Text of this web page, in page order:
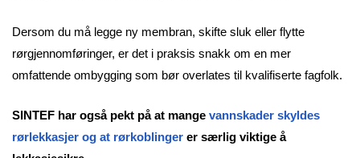
Dersom du må legge ny membran, skifte sluk eller flytte
rørgjennomføringer, er det i praksis snakk om en mer
omfattende ombygging som bør overlates til kvalifiserte fagfolk.
SINTEF har også pekt på at mange vannskader skyldes
rørlekkasjer og at rørkoblinger er særlig viktige å